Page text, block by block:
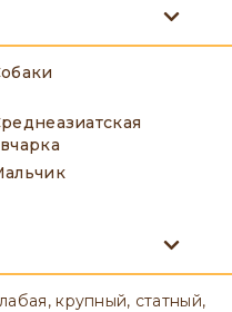
Собаки
мальчик
крупный, статный,